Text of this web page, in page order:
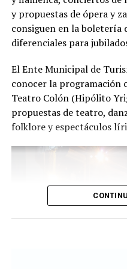
público", expresa
distinguida con los
2026 como Mejor
Faro de Oro 2024.
Gutiérrez Rey obtuvieron
Mundial de Tango de
realizar una gira por
la Declaración de Interés
Turísticos, otorgada por
y propuestas de ópera y
consiguen en la boletería
diferenciales para
El Ente Municipal de
conocer la programación
Teatro Colón (Hipólito
propuestas de teatro,
folklore y espectáculos